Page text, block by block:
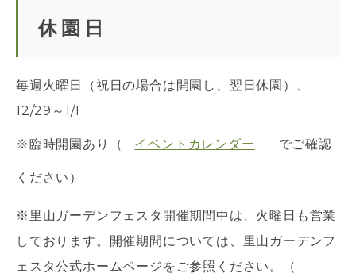
休園日
毎週火曜日（祝日の場合は開園し、翌日休園）、
12/29～1/1
※臨時開園あり（ イベントカレンダー でご確認
ください）
※里山ガーデンフェスタ開催期間中は、火曜日も営業
しております。開催期間については、里山ガーデンフ
ェスタ公式ホームページをご参照ください。（